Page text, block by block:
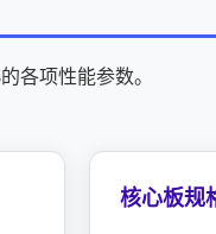
各项性能参数。
核心板规